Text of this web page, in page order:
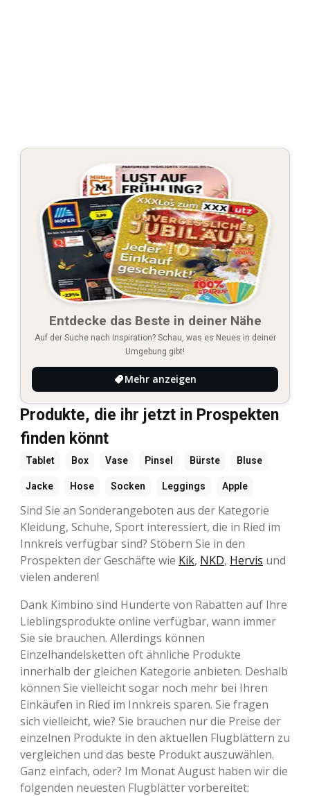
Entdecke das Beste in deiner Nähe
Auf der Suche nach Inspiration? Schau, was es Neues in deiner
Umgebung gibt!
Mehr anzeigen
Produkte, die ihr jetzt in Prospekten
finden könnt
Tablet Box Vase Pinsel Bürste Bluse
Jacke Hose Socken Leggings Apple
Sind Sie an Sonderangeboten aus der Kategorie
Kleidung, Schuhe, Sport interessiert, die in Ried im
Innkreis verfügbar sind? Stöbern Sie in den
Prospekten der Geschäfte wie Kik, NKD, Hervis und
vielen anderen!
Dank Kimbino sind Hunderte von Rabatten auf Ihre
Lieblingsprodukte online verfügbar, wann immer
Sie sie brauchen. Allerdings können
Einzelhandelsketten oft ähnliche Produkte
innerhalb der gleichen Kategorie anbieten. Deshalb
können Sie vielleicht sogar noch mehr bei Ihren
Einkäufen in Ried im Innkreis sparen. Sie fragen
sich vielleicht, wie? Sie brauchen nur die Preise der
einzelnen Produkte in den aktuellen Flugblättern zu
vergleichen und das beste Produkt auszuwählen.
Ganz einfach, oder? Im Monat August haben wir die
folgenden neuesten Flugblätter vorbereitet: